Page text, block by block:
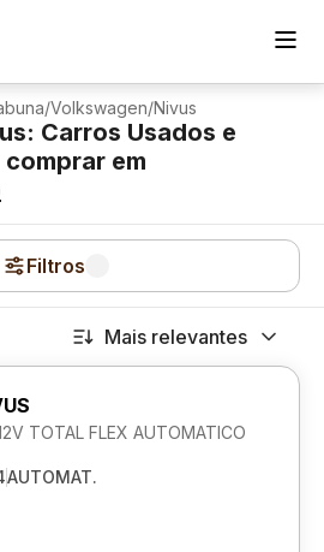
/Volkswagen/Nivus
Carros Usados e
comprar em
Filtros
Mais relevantes
TOTAL FLEX AUTOMATICO
AUTOMAT.